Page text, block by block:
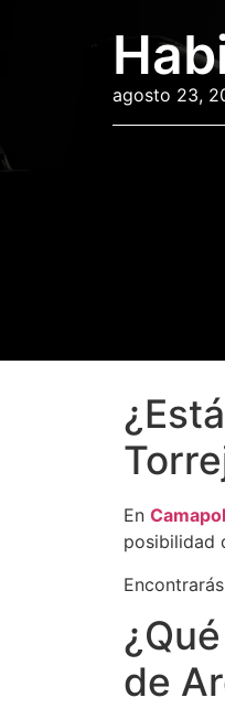
agosto 23,
En
posibilidad
de